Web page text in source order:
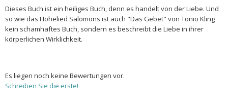
Dieses Buch ist ein heiliges Buch, denn es handelt von der Liebe. Und
so wie das Hohelied Salomons ist auch "Das Gebet" von Tonio Kling
kein schamhaftes Buch, sondern es beschreibt die Liebe in ihrer
körperlichen Wirklichkeit.
Es liegen noch keine Bewertungen vor.
Schreiben Sie die erste!